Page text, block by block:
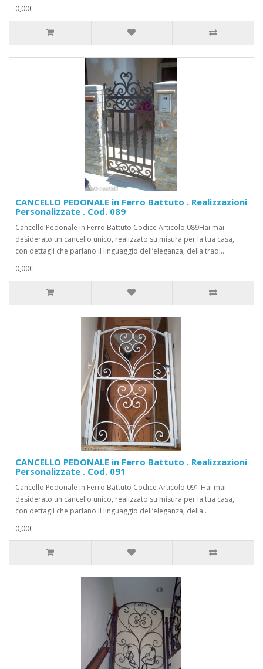
0,00€
CANCELLO PEDONALE in Ferro Battuto . Realizzazioni
Personalizzate . Cod. 089
Cancello Pedonale in Ferro Battuto Codice Articolo 089Hai mai
desiderato un cancello unico, realizzato su misura per la tua casa,
con dettagli che parlano il linguaggio dell’eleganza, della tradi..
0,00€
CANCELLO PEDONALE in Ferro Battuto . Realizzazioni
Personalizzate . Cod. 091
Cancello Pedonale in Ferro Battuto Codice Articolo 091 Hai mai
desiderato un cancello unico, realizzato su misura per la tua casa,
con dettagli che parlano il linguaggio dell’eleganza, della..
0,00€